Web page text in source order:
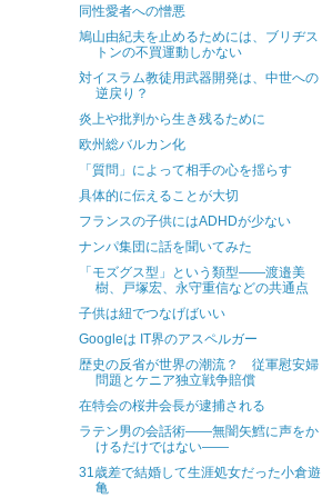
同性愛者への憎悪
鳩山由紀夫を止めるためには、ブリヂス
トンの不買運動しかない
対イスラム教徒用武器開発は、中世への
逆戻り？
炎上や批判から生き残るために
欧州総バルカン化
「質問」によって相手の心を揺らす
具体的に伝えることが大切
フランスの子供にはADHDが少ない
ナンパ集団に話を聞いてみた
「モズグス型」という類型――渡邉美
樹、戸塚宏、永守重信などの共通点
子供は紐でつなげばいい
Googleは IT界のアスペルガー
歴史の反省が世界の潮流？ 従軍慰安婦
問題とケニア独立戦争賠償
在特会の桜井会長が逮捕される
ラテン男の会話術――無闇矢鱈に声をか
けるだけではない――
31歳差で結婚して生涯処女だった小倉遊
亀